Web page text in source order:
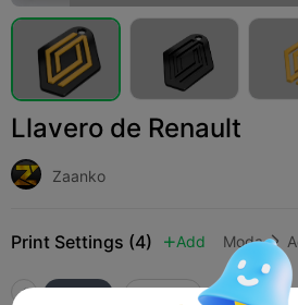
Llavero de Renault
Zaanko
Print Settings (4)  Add Moda 
K2 Pro